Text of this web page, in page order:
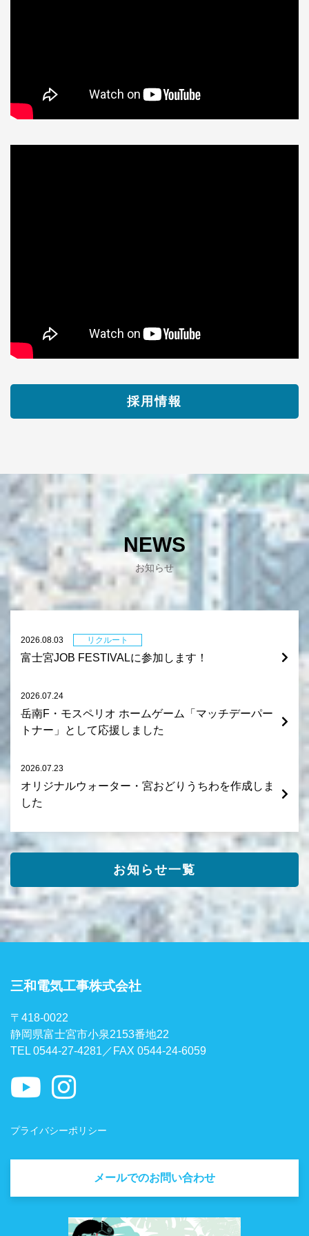
採用情報
NEWS
お知らせ
2026.08.03 リクルート
富士宮JOB FESTIVALに参加します！
2026.07.24
岳南F・モスペリオ ホームゲーム「マッチデーパー
トナー」として応援しました
2026.07.23
オリジナルウォーター・宮おどりうちわを作成しま
した
お知らせ一覧
三和電気工事株式会社
〒418-0022
静岡県富士宮市小泉2153番地22
TEL 0544-27-4281／FAX 0544-24-6059
プライバシーポリシー
メールでのお問い合わせ